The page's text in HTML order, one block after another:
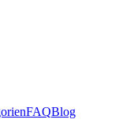
FAQBlog